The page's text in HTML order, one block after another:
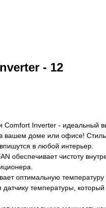
- 12
Comfort Inverter - идеальный
вашем доме или офисе!
в любой интерьер.
обеспечивает чистоту
оптимальную
температуры, который